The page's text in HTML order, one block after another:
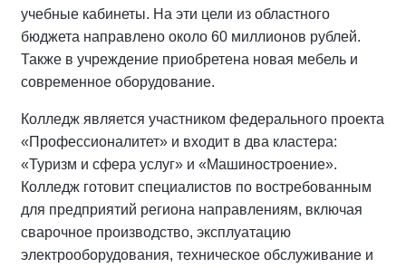
учебные кабинеты. На эти цели из областного
бюджета направлено около 60 миллионов рублей.
Также в учреждение приобретена новая мебель и
современное оборудование.
Колледж является участником федерального проекта
«Профессионалитет» и входит в два кластера:
«Туризм и сфера услуг» и «Машиностроение».
Колледж готовит специалистов по востребованным
для предприятий региона направлениям, включая
сварочное производство, эксплуатацию
электрооборудования, техническое обслуживание и